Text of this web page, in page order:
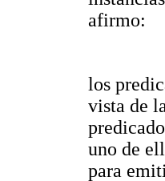
afirmo:
los
vista de
uno de
para